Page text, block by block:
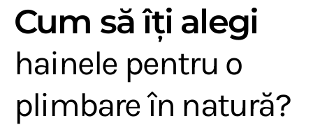
Cum să îți alegi
hainele pentru o
plimbare în natură?